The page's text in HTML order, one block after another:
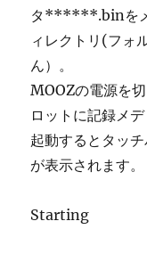
タ******.binをメ
ィレクトリ(フォ
ん）。
MOOZの電源を
ロットに記録メ
起動するとタッ
が表示されます。
Starting